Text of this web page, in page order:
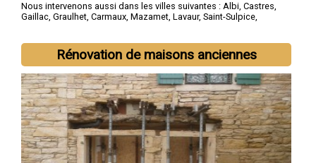
Nous intervenons aussi dans les villes suivantes : Albi, Castres,
Gaillac, Graulhet, Carmaux, Mazamet, Lavaur, Saint-Sulpice,
Rénovation de maisons anciennes